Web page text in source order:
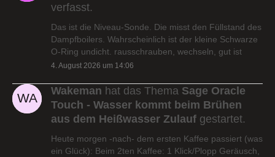
verfasst.
Das ist die Niveau-Sonde. Die misst den Füllstand des
Dampfboilers. Wahrscheinlich ist der kleine Schwarze
O-Ring undicht. rausschrauben, wechseln, gut ist
4. August 2026 um 14:06
Wakeman hat das Thema Sage Oracle
Touch - Wasser kommt beim Brühen
aus dem Heißwasser Zulauf gestartet.
Heute morgen -nach- dem ersten Kaffee passiert (was
ein Glück): Beim 2ten Kaffee: 1 Klick/Plopp Geräusch,